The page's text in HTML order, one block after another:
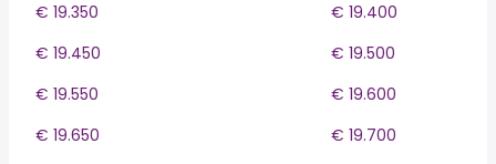
€ 19.350
€ 19.400
€ 19.450
€ 19.500
€ 19.550
€ 19.600
€ 19.650
€ 19.700